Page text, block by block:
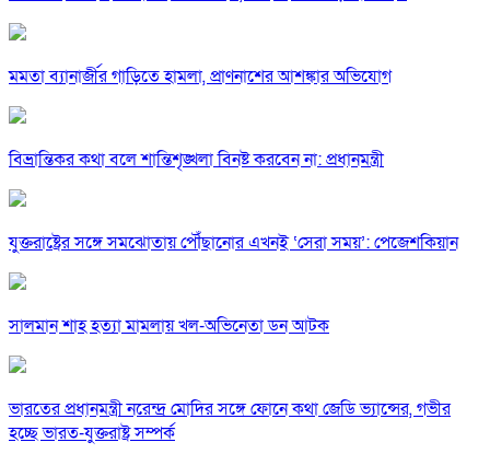
মমতা ব্যানার্জীর গাড়িতে হামলা, প্রাণনাশের আশঙ্কার অভিযোগ
বিভ্রান্তিকর কথা বলে শান্তিশৃঙ্খলা বিনষ্ট করবেন না: প্রধানমন্ত্রী
যুক্তরাষ্ট্রের সঙ্গে সমঝোতায় পৌঁছানোর এখনই ‘সেরা সময়’: পেজেশকিয়ান
সালমান শাহ হত্যা মামলায় খল-অভিনেতা ডন আটক
ভারতের প্রধানমন্ত্রী নরেন্দ্র মোদির সঙ্গে ফোনে কথা জেডি ভ্যান্সের, গভীর
হচ্ছে ভারত-যুক্তরাষ্ট্র সম্পর্ক